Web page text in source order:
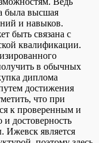
была высшая
и навыков.
быть связана с
квалификации.
в обычных
диплома
достижения
что при
к проверенным и
достоверность
Ижевск является